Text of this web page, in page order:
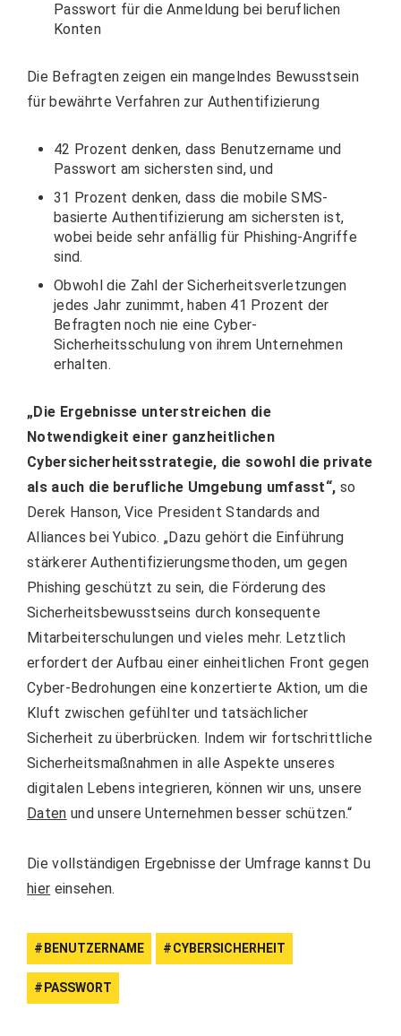
Passwort für die Anmeldung bei beruflichen
Konten
Die Befragten zeigen ein mangelndes Bewusstsein
für bewährte Verfahren zur Authentifizierung
42 Prozent denken, dass Benutzername und
Passwort am sichersten sind, und
31 Prozent denken, dass die mobile SMS-
basierte Authentifizierung am sichersten ist,
wobei beide sehr anfällig für Phishing-Angriffe
sind.
Obwohl die Zahl der Sicherheitsverletzungen
jedes Jahr zunimmt, haben 41 Prozent der
Befragten noch nie eine Cyber-
Sicherheitsschulung von ihrem Unternehmen
erhalten.
„Die Ergebnisse unterstreichen die
Notwendigkeit einer ganzheitlichen
Cybersicherheitsstrategie, die sowohl die private
als auch die berufliche Umgebung umfasst“, so
Derek Hanson, Vice President Standards and
Alliances bei Yubico. „Dazu gehört die Einführung
stärkerer Authentifizierungsmethoden, um gegen
Phishing geschützt zu sein, die Förderung des
Sicherheitsbewusstseins durch konsequente
Mitarbeiterschulungen und vieles mehr. Letztlich
erfordert der Aufbau einer einheitlichen Front gegen
Cyber-Bedrohungen eine konzertierte Aktion, um die
Kluft zwischen gefühlter und tatsächlicher
Sicherheit zu überbrücken. Indem wir fortschrittliche
Sicherheitsmaßnahmen in alle Aspekte unseres
digitalen Lebens integrieren, können wir uns, unsere
Daten und unsere Unternehmen besser schützen.“
Die vollständigen Ergebnisse der Umfrage kannst Du
hier einsehen.
BENUTZERNAME CYBERSICHERHEIT
PASSWORT